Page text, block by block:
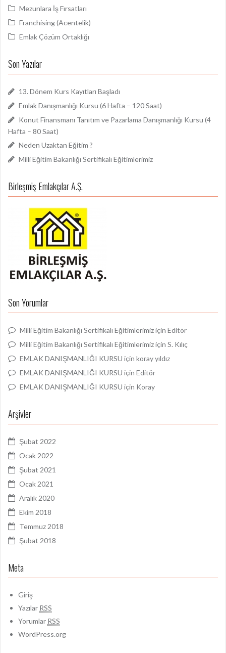
Mezunlara İş Fırsatları
Franchising (Acentelik)
Emlak Çözüm Ortaklığı
Son Yazılar
13. Dönem Kurs Kayıtları Başladı
Emlak Danışmanlığı Kursu (6 Hafta – 120 Saat)
Konut Finansmanı Tanıtım ve Pazarlama Danışmanlığı Kursu (4
Hafta – 80 Saat)
Neden Uzaktan Eğitim ?
Milli Eğitim Bakanlığı Sertifikalı Eğitimlerimiz
Birleşmiş Emlakçılar A.Ş.
Son Yorumlar
Milli Eğitim Bakanlığı Sertifikalı Eğitimlerimiziçin Editör
Milli Eğitim Bakanlığı Sertifikalı Eğitimlerimiziçin S. Kılıç
EMLAK DANIŞMANLIĞI KURSU için koray yıldız
EMLAK DANIŞMANLIĞI KURSU için Editör
EMLAK DANIŞMANLIĞI KURSU için Koray
Arşivler
Şubat 2022
Ocak 2022
Şubat 2021
Ocak 2021
Aralık 2020
Ekim 2018
Temmuz 2018
Şubat 2018
Meta
Giriş
Yazılar RSS
Yorumlar RSS
WordPress.org